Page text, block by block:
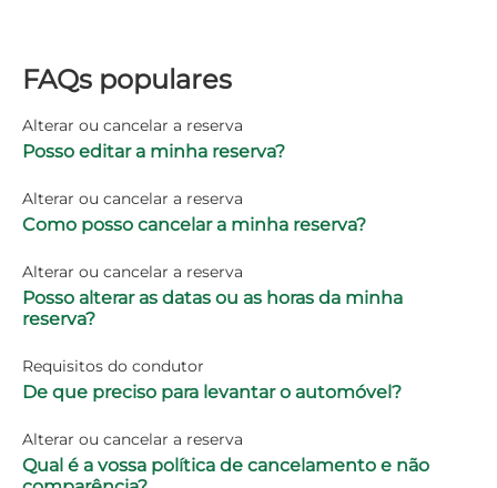
FAQs populares
Alterar ou cancelar a reserva
Posso editar a minha reserva?
Alterar ou cancelar a reserva
Como posso cancelar a minha reserva?
Alterar ou cancelar a reserva
Posso alterar as datas ou as horas da minha
reserva?
Requisitos do condutor
De que preciso para levantar o automóvel?
Alterar ou cancelar a reserva
Qual é a vossa política de cancelamento e não